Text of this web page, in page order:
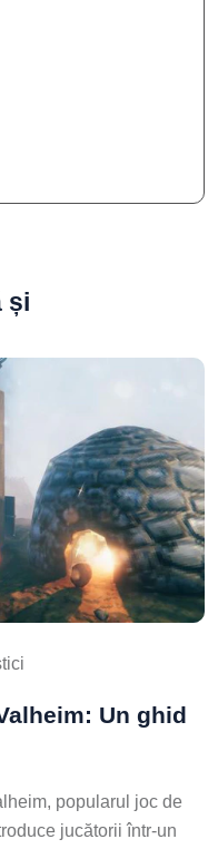
și
Un ghid
popularul joc de
jucătorii într-un